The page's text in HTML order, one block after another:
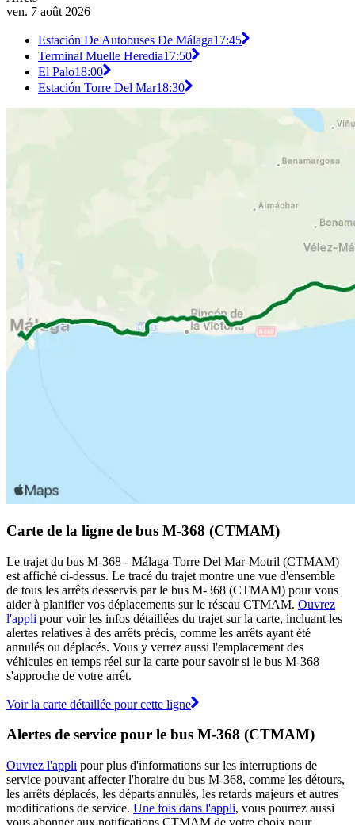
ven. 7 août 2026
Estación De Autobuses De Málaga17:45
Terminal Muelle Heredia17:50
El Palo18:00
Estación Torre Del Mar18:30
Carte de la ligne de bus M-368 (CTMAM)
Le trajet du bus M-368 - Málaga-Torre Del Mar-Motril (CTMAM)
est affiché ci-dessus. Le tracé du trajet montre une vue d'ensemble
de tous les arrêts desservis par le bus M-368 (CTMAM) pour vous
aider à planifier vos déplacements sur le réseau CTMAM. Ouvrez
l'appli pour voir les infos détaillées du trajet sur la carte, incluant les
alertes relatives à des arrêts précis, comme les arrêts ayant été
annulés ou déplacés. Vous y verrez aussi l'emplacement des
véhicules en temps réel sur la carte pour savoir si le bus M-368
s'approche de votre arrêt.
Voir la carte détaillée pour cette ligne
Alertes de service pour le bus M-368 (CTMAM)
Ouvrez l'appli pour plus d'informations sur les interruptions de
service pouvant affecter l'horaire du bus M-368, comme les détours,
les arrêts déplacés, les départs annulés, les retards majeurs et autres
modifications de service. Une fois dans l'appli, vous pourrez aussi
vous abonner aux notifications CTMAM de votre choix pour